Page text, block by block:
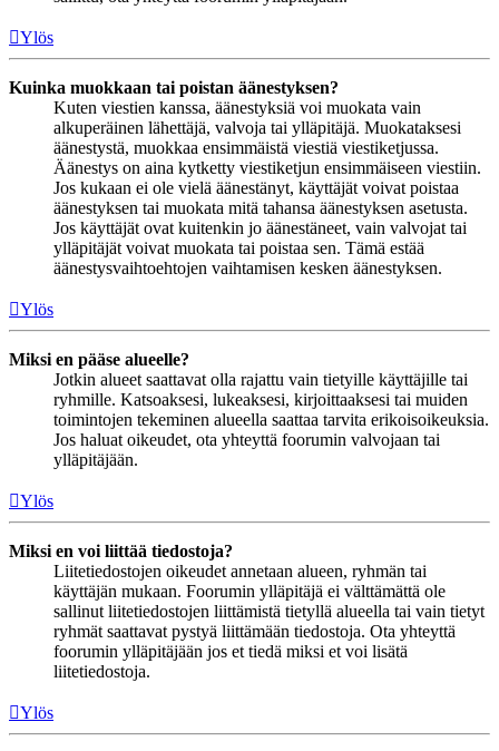
Ylös
Kuinka muokkaan tai poistan äänestyksen?
Kuten viestien kanssa, äänestyksiä voi muokata vain
alkuperäinen lähettäjä, valvoja tai ylläpitäjä. Muokataksesi
äänestystä, muokkaa ensimmäistä viestiä viestiketjussa.
Äänestys on aina kytketty viestiketjun ensimmäiseen viestiin.
Jos kukaan ei ole vielä äänestänyt, käyttäjät voivat poistaa
äänestyksen tai muokata mitä tahansa äänestyksen asetusta.
Jos käyttäjät ovat kuitenkin jo äänestäneet, vain valvojat tai
ylläpitäjät voivat muokata tai poistaa sen. Tämä estää
äänestysvaihtoehtojen vaihtamisen kesken äänestyksen.
Ylös
Miksi en pääse alueelle?
Jotkin alueet saattavat olla rajattu vain tietyille käyttäjille tai
ryhmille. Katsoaksesi, lukeaksesi, kirjoittaaksesi tai muiden
toimintojen tekeminen alueella saattaa tarvita erikoisoikeuksia.
Jos haluat oikeudet, ota yhteyttä foorumin valvojaan tai
ylläpitäjään.
Ylös
Miksi en voi liittää tiedostoja?
Liitetiedostojen oikeudet annetaan alueen, ryhmän tai
käyttäjän mukaan. Foorumin ylläpitäjä ei välttämättä ole
sallinut liitetiedostojen liittämistä tietyllä alueella tai vain tietyt
ryhmät saattavat pystyä liittämään tiedostoja. Ota yhteyttä
foorumin ylläpitäjään jos et tiedä miksi et voi lisätä
liitetiedostoja.
Ylös